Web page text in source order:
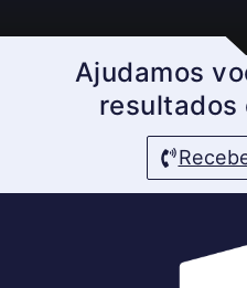
Ajudamos
resultados